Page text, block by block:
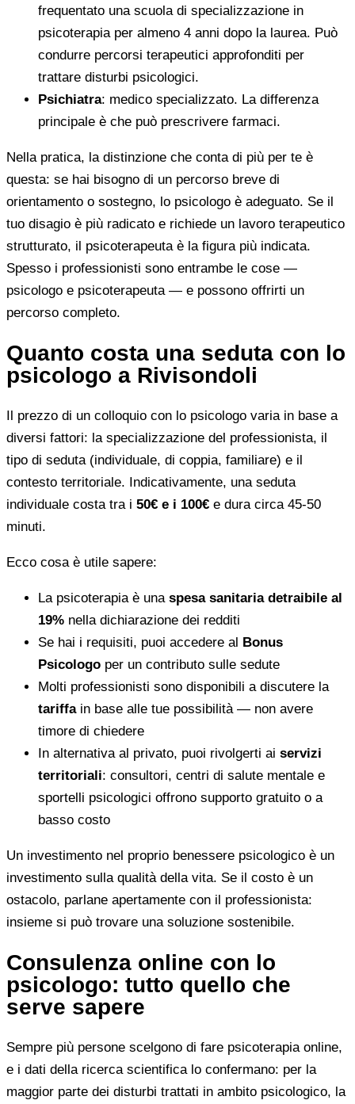
frequentato una scuola di specializzazione in
psicoterapia per almeno 4 anni dopo la laurea. Può
condurre percorsi terapeutici approfonditi per
trattare disturbi psicologici.
Psichiatra: medico specializzato. La differenza
principale è che può prescrivere farmaci.
Nella pratica, la distinzione che conta di più per te è
questa: se hai bisogno di un percorso breve di
orientamento o sostegno, lo psicologo è adeguato. Se il
tuo disagio è più radicato e richiede un lavoro terapeutico
strutturato, il psicoterapeuta è la figura più indicata.
Spesso i professionisti sono entrambe le cose —
psicologo e psicoterapeuta — e possono offrirti un
percorso completo.
Quanto costa una seduta con lo
psicologo a Rivisondoli
Il prezzo di un colloquio con lo psicologo varia in base a
diversi fattori: la specializzazione del professionista, il
tipo di seduta (individuale, di coppia, familiare) e il
contesto territoriale. Indicativamente, una seduta
individuale costa tra i 50€ e i 100€ e dura circa 45-50
minuti.
Ecco cosa è utile sapere:
La psicoterapia è una spesa sanitaria detraibile al
19% nella dichiarazione dei redditi
Se hai i requisiti, puoi accedere al Bonus
Psicologo per un contributo sulle sedute
Molti professionisti sono disponibili a discutere la
tariffain base alle tue possibilità — non avere
timore di chiedere
In alternativa al privato, puoi rivolgerti ai servizi
territoriali: consultori, centri di salute mentale e
sportelli psicologici offrono supporto gratuito o a
basso costo
Un investimento nel proprio benessere psicologico è un
investimento sulla qualità della vita. Se il costo è un
ostacolo, parlane apertamente con il professionista:
insieme si può trovare una soluzione sostenibile.
Consulenza online con lo
psicologo: tutto quello che
serve sapere
Sempre più persone scelgono di fare psicoterapia online,
e i dati della ricerca scientifica lo confermano: per la
maggior parte dei disturbi trattati in ambito psicologico, la